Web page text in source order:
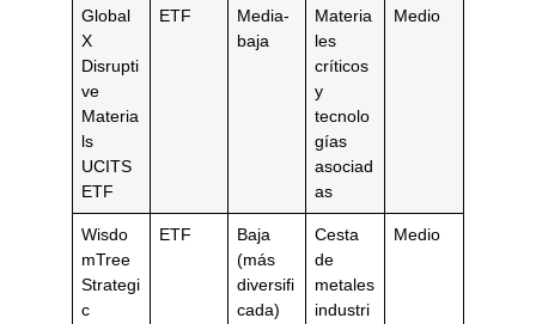
Global
X
Disrupti
ve
Materia
ls
UCITS
ETF
ETF
Media-
baja
Materia
les
críticos
y
tecnolo
gías
asociad
as
Medio
Wisdo
mTree
Strategi
c
ETF
Baja
(más
diversifi
cada)
Cesta
de
metales
industri
Medio